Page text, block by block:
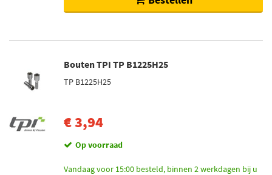
Niet op voorraad (425)
Bouten TPI TP B1225H25
TP B1225H25
€ 3,94
Op voorraad
Vandaag voor 15:00 besteld, binnen 2 werkdagen bij u